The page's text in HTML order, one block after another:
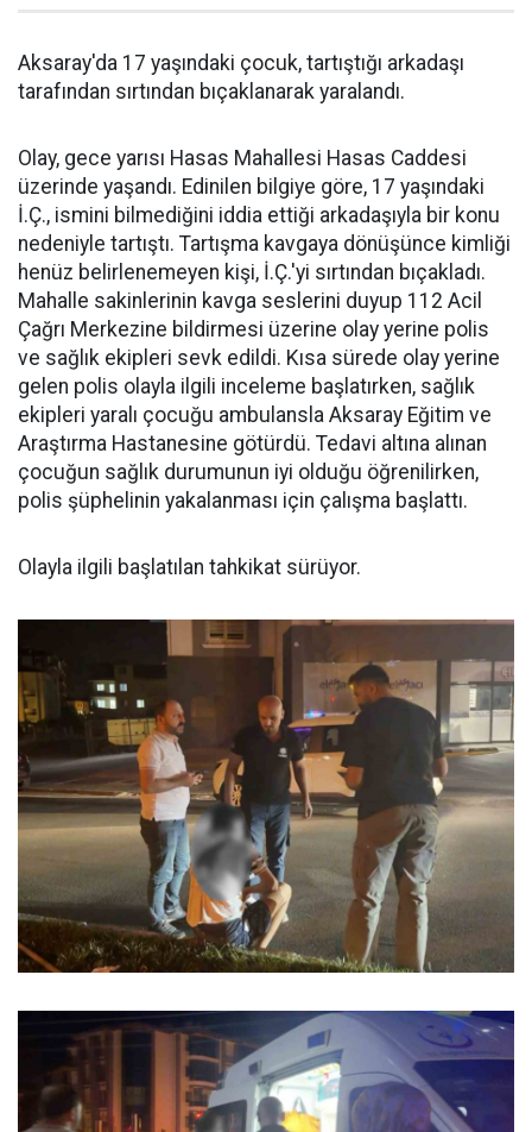
Aksaray'da 17 yaşındaki çocuk, tartıştığı arkadaşı
tarafından sırtından bıçaklanarak yaralandı.
Olay, gece yarısı Hasas Mahallesi Hasas Caddesi
üzerinde yaşandı. Edinilen bilgiye göre, 17 yaşındaki
İ.Ç., ismini bilmediğini iddia ettiği arkadaşıyla bir konu
nedeniyle tartıştı. Tartışma kavgaya dönüşünce kimliği
henüz belirlenemeyen kişi, İ.Ç.'yi sırtından bıçakladı.
Mahalle sakinlerinin kavga seslerini duyup 112 Acil
Çağrı Merkezine bildirmesi üzerine olay yerine polis
ve sağlık ekipleri sevk edildi. Kısa sürede olay yerine
gelen polis olayla ilgili inceleme başlatırken, sağlık
ekipleri yaralı çocuğu ambulansla Aksaray Eğitim ve
Araştırma Hastanesine götürdü. Tedavi altına alınan
çocuğun sağlık durumunun iyi olduğu öğrenilirken,
polis şüphelinin yakalanması için çalışma başlattı.
Olayla ilgili başlatılan tahkikat sürüyor.